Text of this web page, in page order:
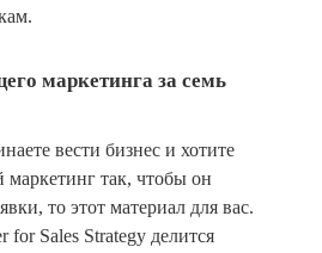
маркетинга за семь
вести бизнес и хотите
маркетинг так, чтобы он
то этот материал для вас.
Sales Strategy делится